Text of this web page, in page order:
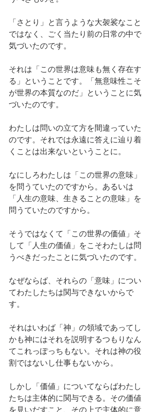
「さとり」と言うような大袈裟なこと
ではなく、ごく当たり前の日常の中で
気づいたのです。
それは「この世界は意味も無く存在す
る」ということです。「無意味性こそ
が世界の本質なのだ」ということに気
づいたのです。
わたしは問いの立て方を間違っていた
のです。それでは永遠に答えに辿り着
くことは出来ないということに。
なにしろわたしは「この世界の意味」
を問うていたのですから。あるいは
「人生の意味、生きることの意味」を
問うていたのですから。
そうではなくて「この世界の価値」そ
して「人生の価値」をこそわたしは問
うべきだったことに気づいたのです。
なぜならば、それらの「意味」につい
てわたしたちは関与できないからで
す。
それはいわば「神」の領域であってし
かも神にはそれを説明するつもりなん
てこれっぽっちもない。それは神の役
割ではないし仕事もないから。
しかし「価値」についてならばわたし
たちは主体的に関与できる。その価値